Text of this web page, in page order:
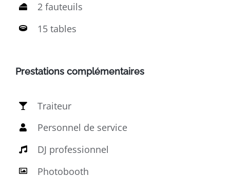
2 fauteuils
15 tables
Prestations complémentaires
Traiteur
Personnel de service
DJ professionnel
Photobooth